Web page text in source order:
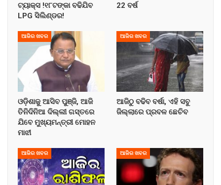
ଟ୍ୟାକ୍ସ !୧୮ଟଙ୍କା ବଢିଯିବ
LPG ସିଲିଣ୍ଡର!
22 ବର୍ଷ
ଆଜିର ଖବର
ଓଡ଼ିଶାକୁ ଆସିବ ପୁଞ୍ଜି, ଆଜି
ତିନିଦିନିଆ ଦିଲ୍ଲୀ ଗସ୍ତରେ
ଯିବେ ମୁଖ୍ୟମନ୍ତ୍ରୀ ମୋହନ
ମାଝୀ
ଆଜିର ଖବର
ଆଜିଠୁ ବଢିବ ବର୍ଷା, ଏହି ସବୁ
ଜିଲ୍ଲାରେ ପ୍ରବଳ ଛେଚିବ
ଆଜିର ଖବର ଆଜିର ଖବର